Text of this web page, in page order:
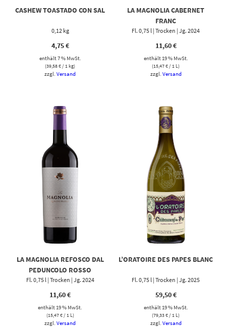
CASHEW TOASTADO CON SAL
0,12 kg
4,75€
enthält 7 % MwSt.
(39,58€/ 1 kg)
zzgl.Versand
LA MAGNOLIA CABERNET
FRANC
Fl. 0,75 l | Trocken | Jg. 2024
11,60€
enthält 19 % MwSt.
(15,47€/ 1 L)
zzgl. Versand
LA MAGNOLIA REFOSCO DAL
PEDUNCOLO ROSSO
Fl. 0,75 l | Trocken | Jg. 2024
11,60€
enthält 19 % MwSt.
(15,47€/ 1 L)
zzgl.Versand
L’ORATOIRE DES PAPES BLANC
Fl. 0,75 l | Trocken | Jg. 2025
59,50€
enthält 19 % MwSt.
(79,33€/ 1 L)
zzgl. Versand